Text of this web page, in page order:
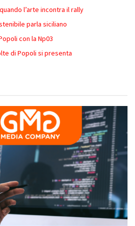
l’arte incontra il rally
parla siciliano
con la Np03
di Popoli si presenta